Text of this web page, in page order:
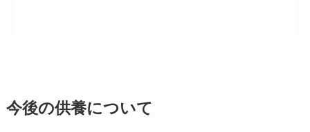
今後の供養について